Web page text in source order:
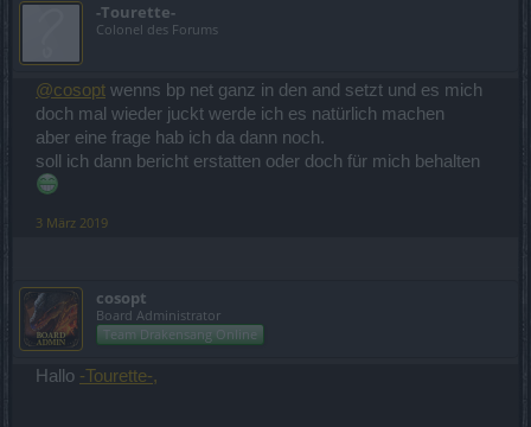
-Tourette-
Colonel des Forums
@cosopt wenns bp net ganz in den and setzt und es mich
doch mal wieder juckt werde ich es natürlich machen
aber eine frage hab ich da dann noch.
soll ich dann bericht erstatten oder doch für mich behalten
3 März 2019
cosopt
Board Administrator
Team Drakensang Online
Hallo -Tourette-,